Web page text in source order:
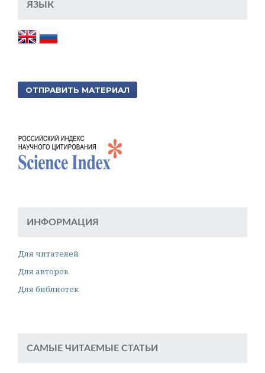
ЯЗЫК
ОТПРАВИТЬ МАТЕРИАЛ
ИНФОРМАЦИЯ
Для читателей
Для авторов
Для библиотек
САМЫЕ ЧИТАЕМЫЕ СТАТЬИ